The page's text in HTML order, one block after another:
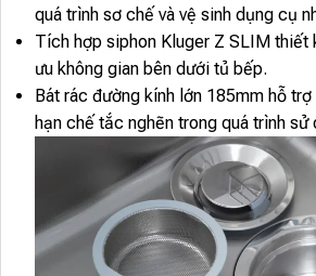
quá trình sơ chế và vệ sinh dụng cụ
Tích hợp siphon Kluger Z SLIM thiết
ưu không gian bên dưới tủ bếp.
Bát rác đường kính lớn 185mm hỗ
hạn chế tắc nghẽn trong quá trình sử